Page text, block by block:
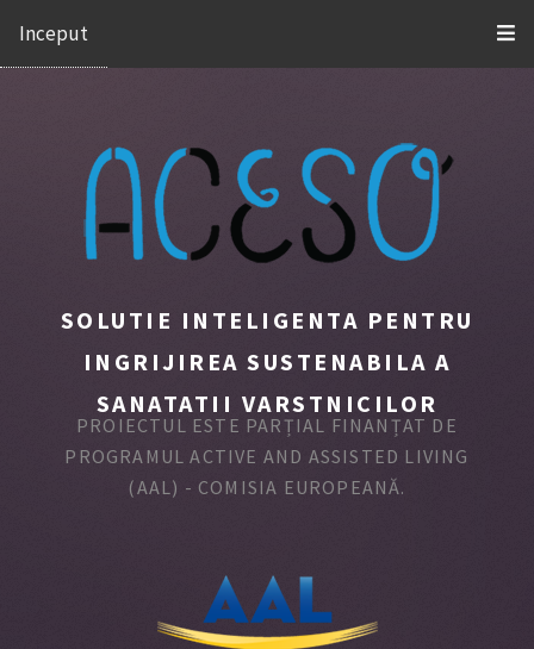
Inceput
SOLUTIE INTELIGENTA PENTRU
INGRIJIREA SUSTENABILA A
SANATATII VARSTNICILOR
PROIECTUL ESTE PARȚIAL FINANȚAT DE
PROGRAMUL ACTIVE AND ASSISTED LIVING
(AAL) - COMISIA EUROPEANĂ.